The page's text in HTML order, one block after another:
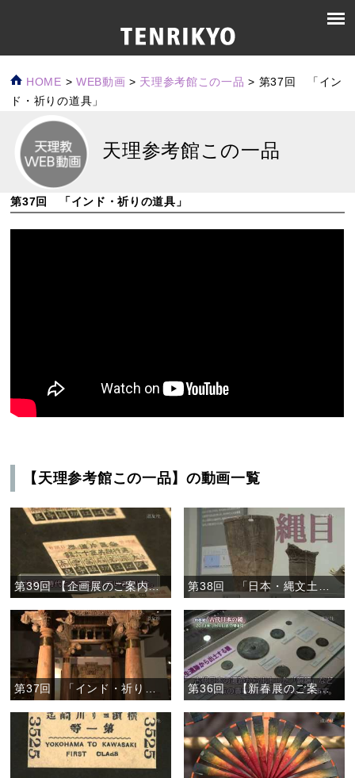
HOME > WEB動画 > 天理参考館この一品 > 第37回 「イン
ド・祈りの道具」
天理参考館この一品
第37回 「インド・祈りの道具」
【天理参考館この一品】の動画一覧
第39回 【企画展のご案内】「近鉄電車展」
第36回 【新春展のご案内】「古代日本の鏡」